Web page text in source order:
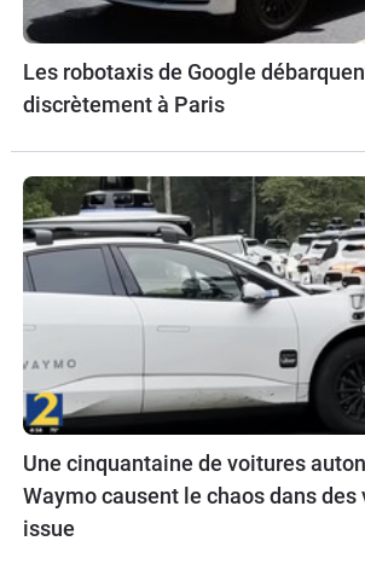
Les robotaxis de Google
discrètement à Paris
Une cinquantaine de voitures
Waymo causent le chaos dans des
issue